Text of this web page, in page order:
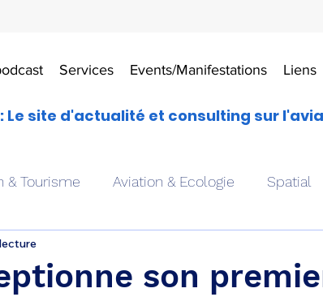
Services Events/Manifestations Liens
Le site d'actualité et consulting sur
& Tourisme Aviation & Ecologie Spatial
Drones aériens
son